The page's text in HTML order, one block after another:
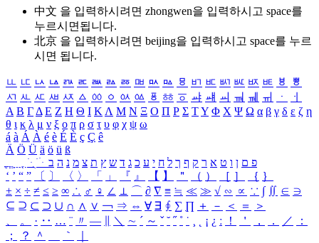
中文 을 입력하시려면 zhongwen을 입력하시고 space를
누르시면됩니다.
北京 을 입력하시려면 beijing을 입력하시고 space를 누르
시면 됩니다.
ㅥ ㅦ ㅧ ㅨ ㅩ ㅪ ㅫ ㅬ ㅭ ㅮ ㅯ ㅰ ㅱ ㅲ ㅳ ㅴ ㅵ ㅶ ㅷ ㅸ
ㅹ
ㅺ ㅻ ㅼ ㅽ ㅾ ㅿ ㆀ ㆁ ㆂ ㆃ ㆄ ㆅ ㆆ ㆇ ㆈ ㆉ ㆊ ㆋ ㆌ ㆍ
ㆎ
Α Β ΓΔ Ε Ζ Η Θ Ι ΚΛ Μ Ν Ξ Ο Π Ρ Σ ΤΥ Φ Χ Ψ Ω α β γ δ ε ζ η
θ ι κ λ μ ν ξ ο π ρ σ τ υ φ χ ψ ω
á à Á À é è É È ç Ç ê
Ä Ö Ü ä ö ü ß
ִֶֹ ֻּ ׁׂ פ ם ן ו ט א ר ק ף ך ל ח י ע כ ג ד ש ץ ת צ מ נ ה ב
‘ ’ “ ” 〔 〕 〈 〉 「 」 『 』 【 】 ＂ （ ） ［ ］ ｛ ｝
± × ÷ ≠ ≤ ≥ ∞ ∴ ♂ ♀ ∠ ⊥ ⌒ ∂ ∇ ≡ ≒ ≪ ≫ √ ∽ ∝ ∵ ∫ ∬ ∈ ∋
⊆ ⊇ ⊂ ⊃ ∪ ∩ ∧ ∨ ￢ ⇒ ⇔ ∀ ∃ ∮ ∑ ∏ ＋ － ＜ ＝
＞
、
。 · ‥ … ¨ 〃 ― ＼ ∼ ´ ～ ˇ ˘ ˝ ˚ ˙ ¸ ¡ ¿ ː ！ ＇ ， ． ／
：
；
？ ＾ ｀